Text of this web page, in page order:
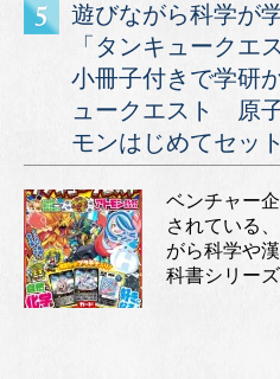
遊びながら科学が
「タンキュークエ
小冊子付きで学研
ュークエスト 原
モンはじめてセッ
ベンチャー
されている
がら科学や
科書シリー